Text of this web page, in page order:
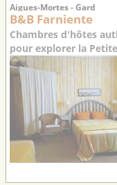
Aigues-Mortes - Gard
B&B Farniente
Chambres d'hôtes
pour explorer la